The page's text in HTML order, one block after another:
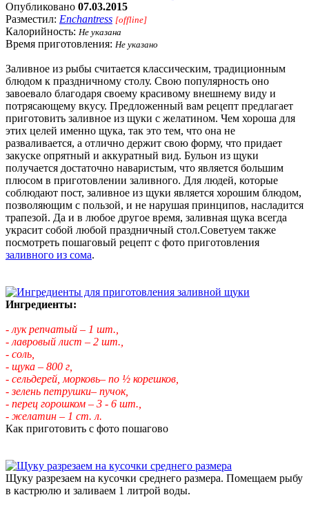
Опубликовано 07.03.2015
Разместил: Enchantress [offline]
Калорийность: Не указана
Время приготовления: Не указано
Заливное из рыбы считается классическим, традиционным
блюдом к праздничному столу. Свою популярность оно
завоевало благодаря своему красивому внешнему виду и
потрясающему вкусу. Предложенный вам рецепт предлагает
приготовить заливное из щуки с желатином. Чем хороша для
этих целей именно щука, так это тем, что она не
разваливается, а отлично держит свою форму, что придает
закуске опрятный и аккуратный вид. Бульон из щуки
получается достаточно наваристым, что является большим
плюсом в приготовлении заливного. Для людей, которые
соблюдают пост, заливное из щуки является хорошим блюдом,
позволяющим с пользой, и не нарушая принципов, насладится
трапезой. Да и в любое другое время, заливная щука всегда
украсит собой любой праздничный стол.Советуем также
посмотреть пошаговый рецепт с фото приготовления
заливного из сома.
Ингредиенты:
- лук репчатый – 1 шт.,
- лавровый лист – 2 шт.,
- соль,
- щука – 800 г,
- сельдерей, морковь– по ½ корешков,
- зелень петрушки– пучок,
- перец горошком – 3 - 6 шт.,
- желатин – 1 ст. л.
Как приготовить с фото пошагово
Щуку разрезаем на кусочки среднего размера. Помещаем рыбу
в кастрюлю и заливаем 1 литрой воды.